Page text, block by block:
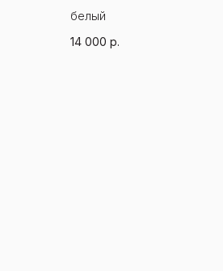
белый
14 000 р.